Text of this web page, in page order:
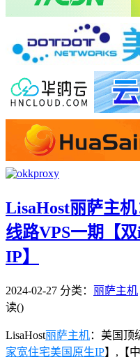
LisaHost丽萨主
线路VPS一期【
IP】
2024-02-27 分类： 丽萨主机
读()
LisaHost丽萨主机：美国顶
家宽住宅美国原生IP】,【